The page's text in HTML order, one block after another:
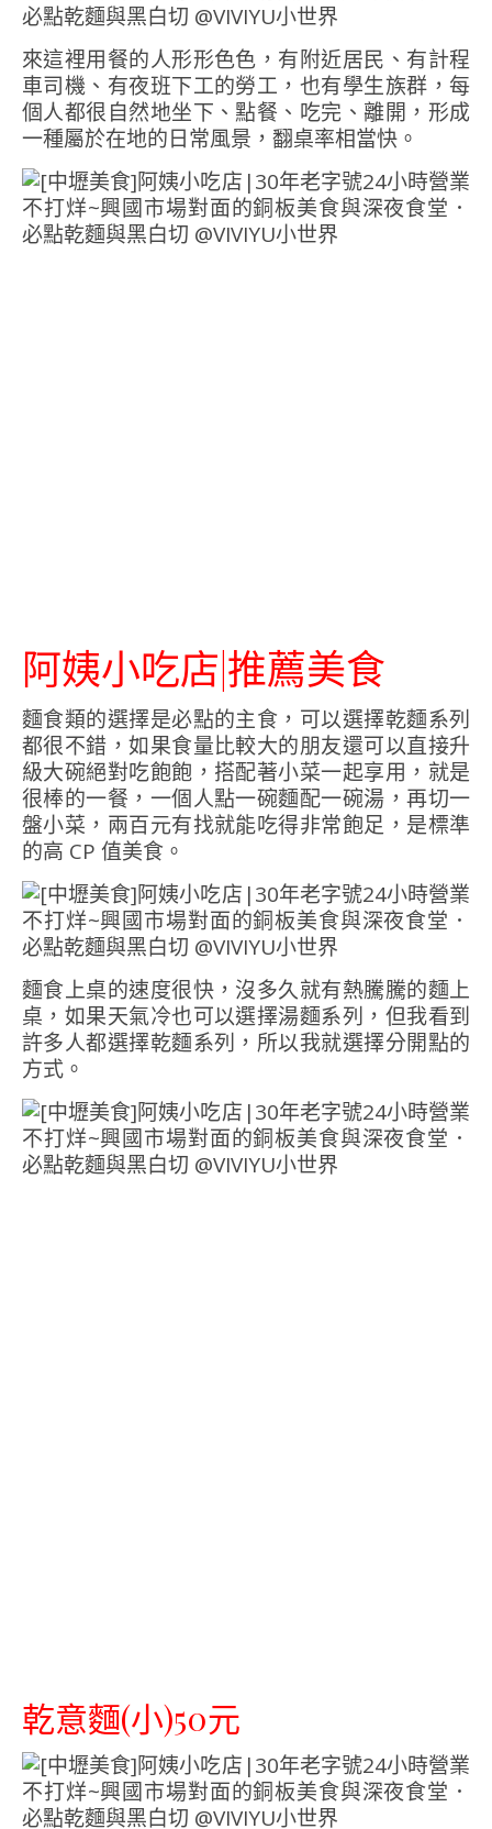
來這裡用餐的人形形色色，有附近居民、有計程
車司機、有夜班下工的勞工，也有學生族群，每
個人都很自然地坐下、點餐、吃完、離開，形成
一種屬於在地的日常風景，翻桌率相當快。
阿姨小吃店|推薦美食
麵食類的選擇是必點的主食，可以選擇乾麵系列
都很不錯，如果食量比較大的朋友還可以直接升
級大碗絕對吃飽飽，搭配著小菜一起享用，就是
很棒的一餐，一個人點一碗麵配一碗湯，再切一
盤小菜，兩百元有找就能吃得非常飽足，是標準
的高 CP 值美食。
麵食上桌的速度很快，沒多久就有熱騰騰的麵上
桌，如果天氣冷也可以選擇湯麵系列，但我看到
許多人都選擇乾麵系列，所以我就選擇分開點的
方式。
乾意麵(小)50元